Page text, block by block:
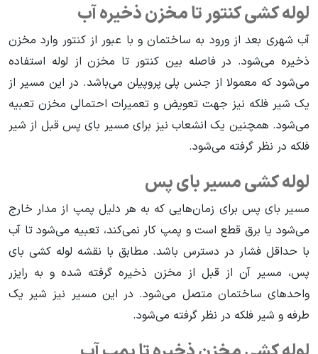
لوله کشی کنتور تا مخزن ذخیره آب
آب شهری بعد از ورود به ساختمان و با عبور از کنتور وارد مخزن
ذخیره می‌شود. در فاصله بین کنتور تا مخزن از لوله استفاده
می‌شود که معمولا از جنس پلی پروپیلن می‌باشد. در این مسیر از
یک شیر فلکه نیز جهت تعویض و تعمیرات احتمالی مخزن تعبیه
می‌شود. همچنین یک انشعاب نیز برای مسیر بای پس قبل از شیر
فلکه در نظر گرفته می‌شود.
لوله کشی مسیر بای پس
مسیر بای پس برای زمان‌هایی که به هر دلیل پمپ از مدار خارج
می‌شود یا برق قطع است و پمپ کار نمی‌کند‌، تعبیه می‌شود تا آب
با حداقل فشار در دسترس باشد. مطابق با نقشه لوله کشی بای
پس، مسیر آن از قبل از مخزن ذخیره گرفته شده و به رایزر
واحدهای ساختمان متصل می‌شود. در این مسیر نیز شیر یک
طرفه و شیر فلکه در نظر گرفته می‌شود.